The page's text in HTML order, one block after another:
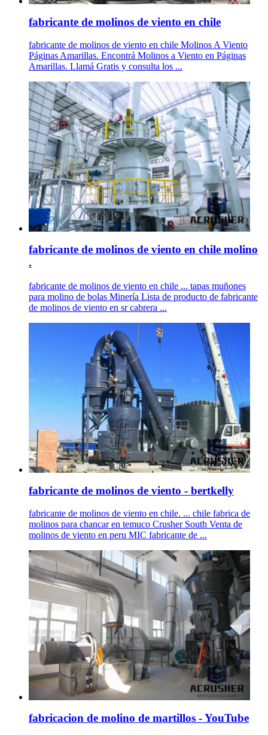
fabricante de molinos de viento en chile
fabricante de molinos de viento en chile Molinos A Viento
Páginas Amarillas. Encontrá Molinos a Viento en Páginas
Amarillas. Llamá Gratis y consulta los ...
fabricante de molinos de viento en chile molino
.
fabricante de molinos de viento en chile ... tapas muñones
para molino de bolas Minería Lista de producto de fabricante
de molinos de viento en sr cabrera ...
fabricante de molinos de viento - bertkelly
fabricante de molinos de viento en chile. ... chile fabrica de
molinos para chancar en temuco Crusher South Venta de
molinos de viento en peru MIC fabricante de ...
fabricacion de molino de martillos - YouTube